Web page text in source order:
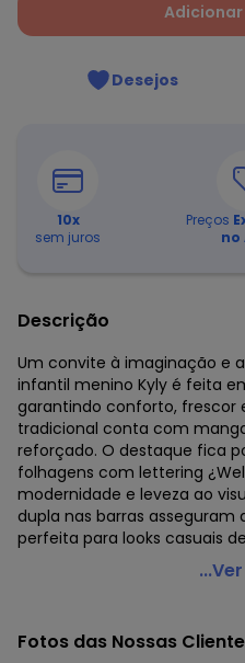
Desejos
10x
sem juros
Preços
no
Descrição
Um convite à imaginação e
infantil menino Kyly é feita
garantindo conforto, frescor
tradicional conta com
reforçado. O destaque fica
folhagens com lettering
modernidade e leveza ao
dupla nas barras asseguram
perfeita para looks casuais
Kyly - Camiseta Infantil
Modelagem: Ampla
Comprimento da manga:
Fotos das Nossas